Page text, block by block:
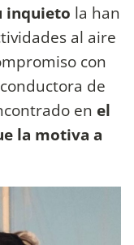
inquieto la han
al aire
con
de
en el
la motiva a